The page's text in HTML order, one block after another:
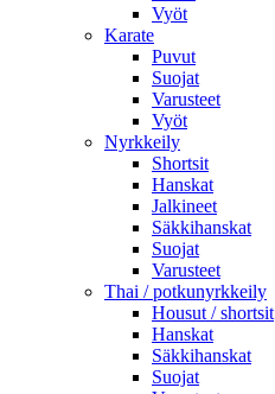
Vyöt
Karate
Puvut
Suojat
Varusteet
Vyöt
Nyrkkeily
Shortsit
Hanskat
Jalkineet
Säkkihanskat
Suojat
Varusteet
Thai / potkunyrkkeily
Housut / shortsit
Hanskat
Säkkihanskat
Suojat